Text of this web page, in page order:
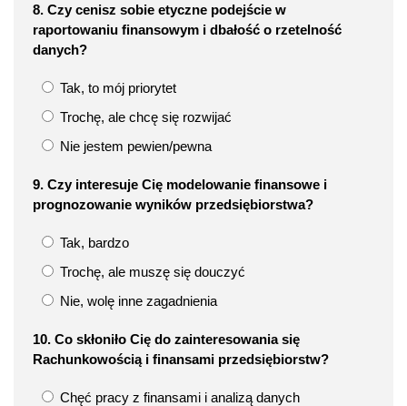
8. Czy cenisz sobie etyczne podejście w
raportowaniu finansowym i dbałość o rzetelność
danych?
Tak, to mój priorytet
Trochę, ale chcę się rozwijać
Nie jestem pewien/pewna
9. Czy interesuje Cię modelowanie finansowe i
prognozowanie wyników przedsiębiorstwa?
Tak, bardzo
Trochę, ale muszę się douczyć
Nie, wolę inne zagadnienia
10. Co skłoniło Cię do zainteresowania się
Rachunkowością i finansami przedsiębiorstw?
Chęć pracy z finansami i analizą danych